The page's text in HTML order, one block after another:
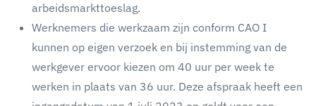
arbeidsmarkttoeslag.
Werknemers die werkzaam zijn conform CAO I
kunnen op eigen verzoek en bij instemming van de
werkgever ervoor kiezen om 40 uur per week te
werken in plaats van 36 uur. Deze afspraak heeft een